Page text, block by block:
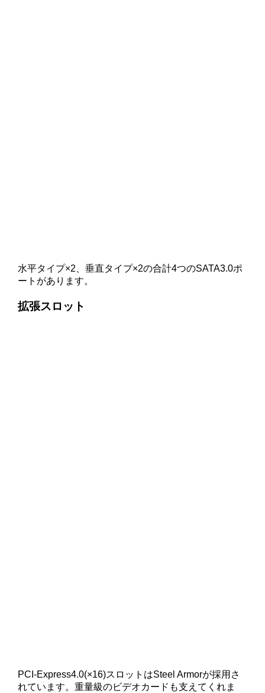
水平タイプ×2、垂直タイプ×2の合計4つのSATA3.0ポ
ートがあります。
拡張スロット
PCI-Express4.0(×16)スロットはSteel Armorが採用さ
れています。重量級のビデオカードも支えてくれま